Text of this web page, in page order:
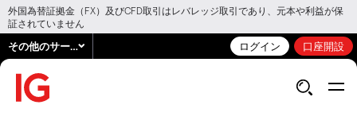
外国為替証拠金（FX）及びCFD取引はレバレッジ取引であり、元本や利益が保
証されていません
その他のサービス ログイン 口座開設